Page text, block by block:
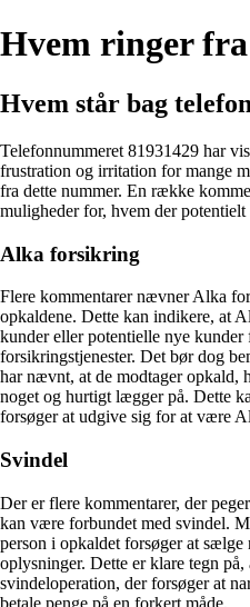
Hvem ringer fra
Hvem står bag
Telefonnummeret 81931429 har
frustration og irritation for mange
fra dette nummer. En række
muligheder for, hvem der potentielt
Alka forsikring
Flere kommentarer nævner Alka
opkaldene. Dette kan indikere, at
kunder eller potentielle nye kunder
forsikringstjenester. Det bør dog
har nævnt, at de modtager opkald,
noget og hurtigt lægger på. Dette
forsøger at udgive sig for at være
Svindel
Der er flere kommentarer, der
kan være forbundet med svindel.
person i opkaldet forsøger at
oplysninger. Dette er klare tegn
svindeloperation, der forsøger at
betale penge på en forkert måde.